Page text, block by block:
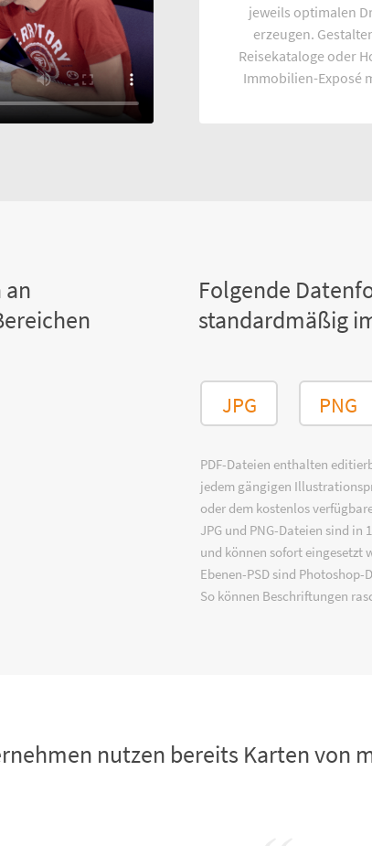
jeweils optimalen
erzeugen.
Reisekataloge oder
Immobilien-Exposé
an
Folgende
standardmäßig
JPG PNG
PDF-Dateien enthalten
jedem gängigen
oder dem kostenlos
JPG und PNG-Dateien sind in
und können sofort eingesetzt
Ebenen-PSD sind
So können Beschriftungen
nutzen bereits Karten von